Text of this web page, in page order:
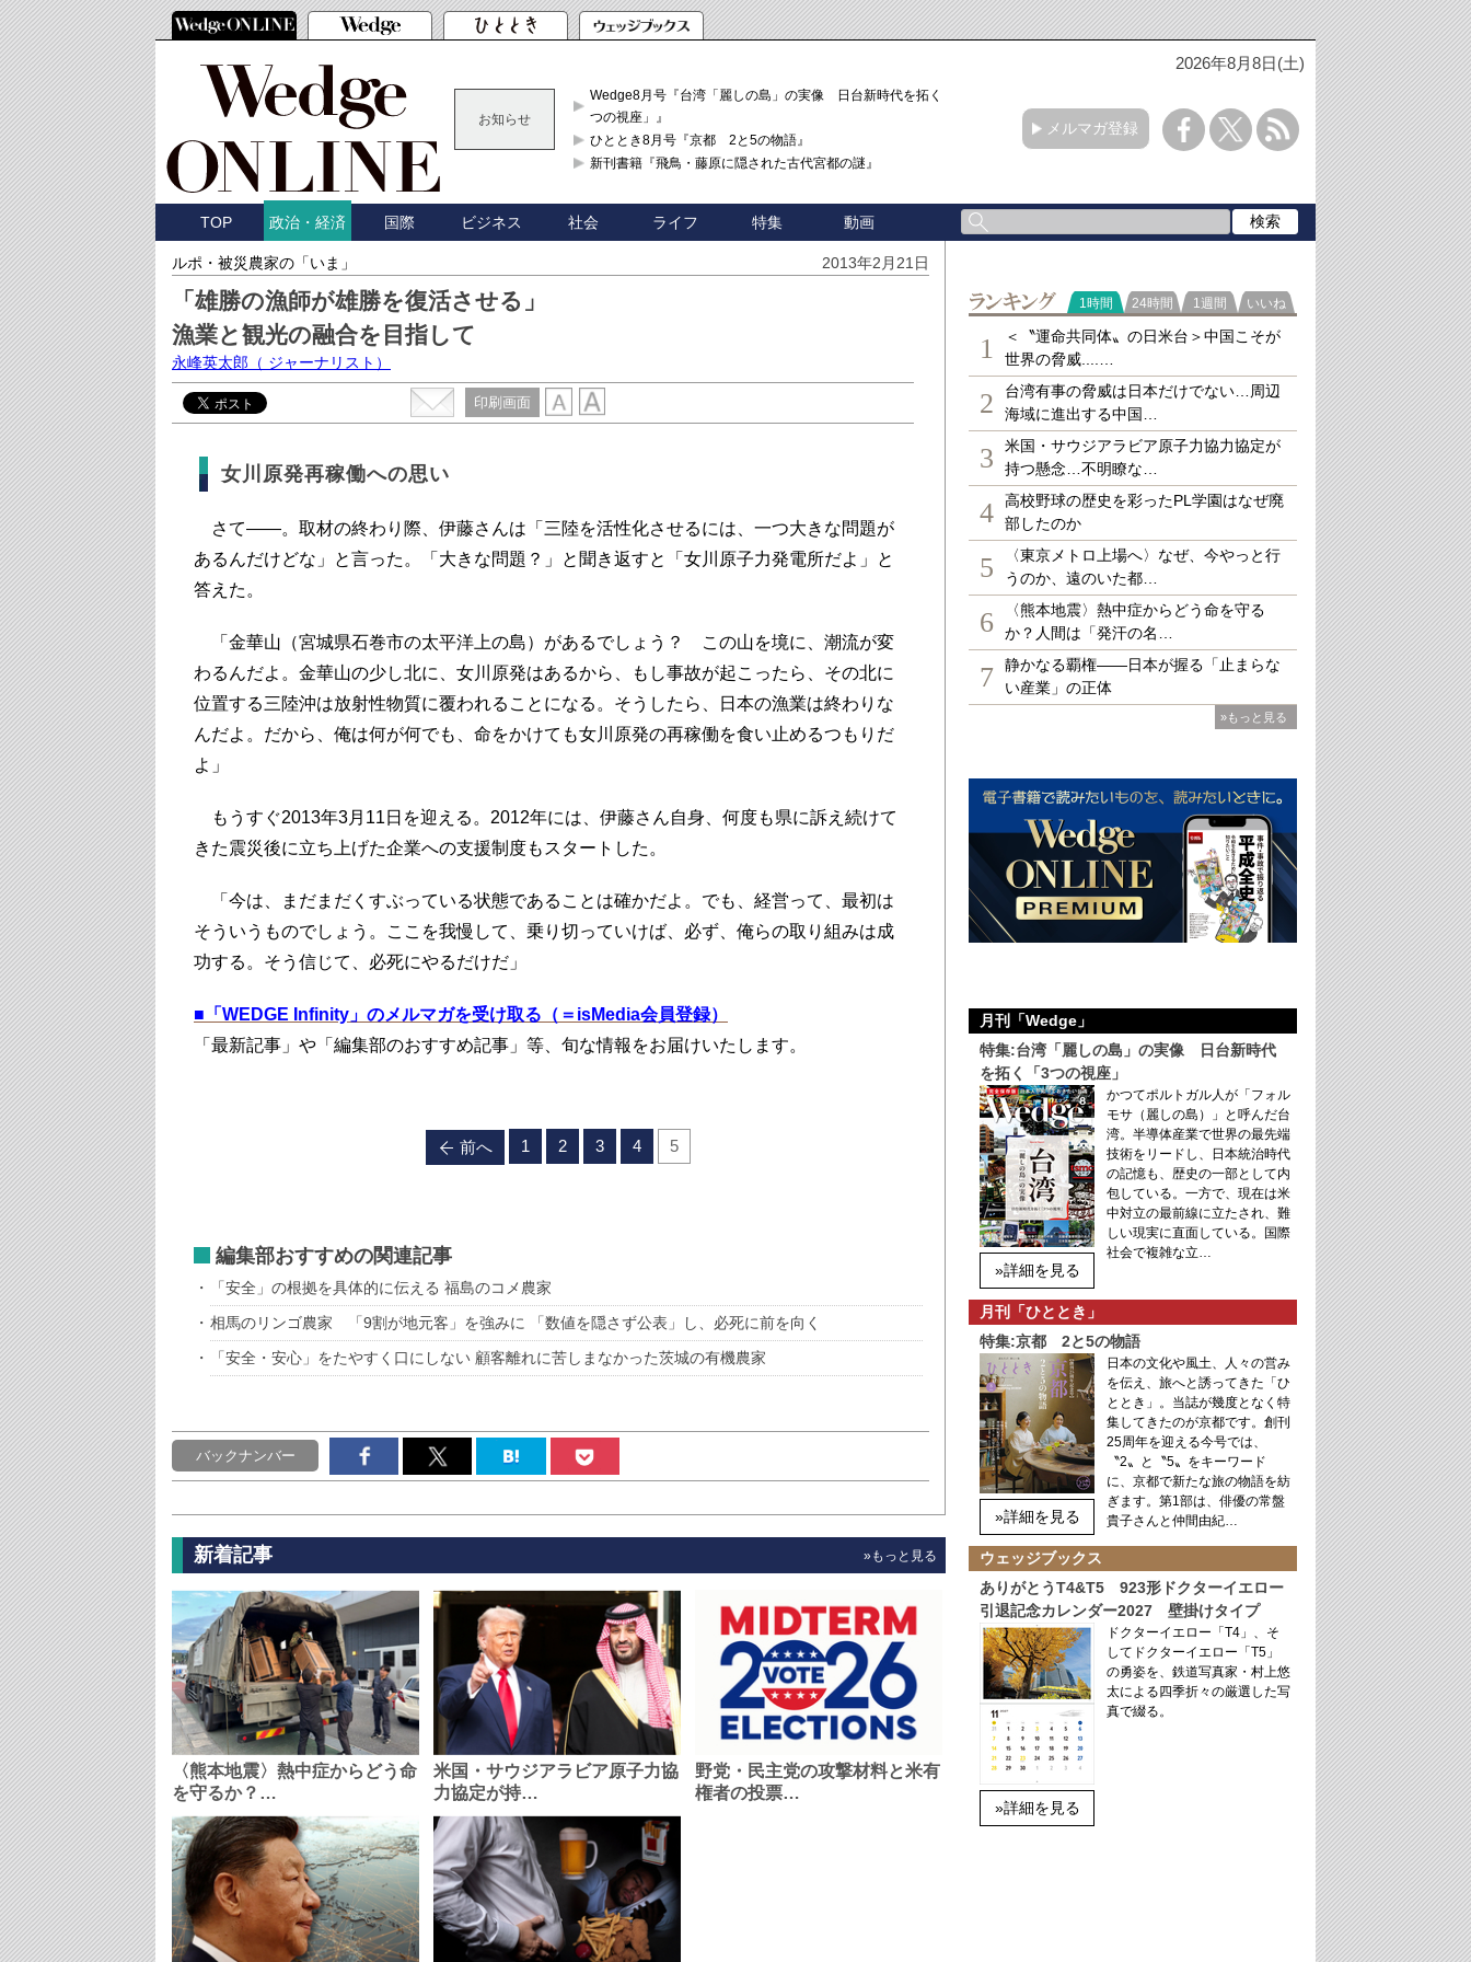
2026年8月8日(土)
お知らせ
Wedge8月号『台湾「麗しの島」の実像 日台新時代を拓く「3
つの視座」』
ひととき8月号『京都 2と5の物語』
新刊書籍『飛鳥・藤原に隠された古代宮都の謎』
メルマガ登録
TOP 政治・経済 国際 ビジネス 社会 ライフ 特集 動画
ルポ・被災農家の「いま」 2013年2月21日
「雄勝の漁師が雄勝を復活させる」
漁業と観光の融合を目指して
永峰英太郎 （ ジャーナリスト）
印刷画面
女川原発再稼働への思い
さて――。取材の終わり際、伊藤さんは「三陸を活性化させるには、一つ大きな問題が
あるんだけどな」と言った。「大きな問題？」と聞き返すと「女川原子力発電所だよ」と
答えた。
「金華山（宮城県石巻市の太平洋上の島）があるでしょう？ この山を境に、潮流が変
わるんだよ。金華山の少し北に、女川原発はあるから、もし事故が起こったら、その北に
位置する三陸沖は放射性物質に覆われることになる。そうしたら、日本の漁業は終わりな
んだよ。だから、俺は何が何でも、命をかけても女川原発の再稼働を食い止めるつもりだ
よ」
もうすぐ2013年3月11日を迎える。2012年には、伊藤さん自身、何度も県に訴え続けて
きた震災後に立ち上げた企業への支援制度もスタートした。
「今は、まだまだくすぶっている状態であることは確かだよ。でも、経営って、最初は
そういうものでしょう。ここを我慢して、乗り切っていけば、必ず、俺らの取り組みは成
功する。そう信じて、必死にやるだけだ」
■ 「WEDGE Infinity」のメルマガを受け取る（＝isMedia会員登録）
「最新記事」や「編集部のおすすめ記事」等、旬な情報をお届けいたします。
前へ 1 2 3 4 5
編集部おすすめの関連記事
「安全」の根拠を具体的に伝える 福島のコメ農家
相馬のリンゴ農家 「9割が地元客」を強みに 「数値を隠さず公表」し、必死に前を向く
「安全・安心」をたやすく口にしない 顧客離れに苦しまなかった茨城の有機農家
バックナンバー
新着記事 »もっと見る
〈熊本地震〉熱中症からどう命
を守るか？…
米国・サウジアラビア原子力協
力協定が持…
野党・民主党の攻撃材料と米有
権者の投票…
ランキング
1時間 24時間 1週間 いいね
1
＜〝運命共同体〟の日米台＞中国こそが
世界の脅威....…
2
台湾有事の脅威は日本だけでない…周辺
海域に進出する中国…
3
米国・サウジアラビア原子力協力協定が
持つ懸念…不明瞭な…
4
高校野球の歴史を彩ったPL学園はなぜ廃
部したのか
5
〈東京メトロ上場へ〉なぜ、今やっと行
うのか、遠のいた都…
6
〈熊本地震〉熱中症からどう命を守る
か？人間は「発汗の名…
7
静かなる覇権――日本が握る「止まらな
い産業」の正体
»もっと見る
月刊「Wedge」
特集:台湾「麗しの島」の実像 日台新時代
を拓く「3つの視座」
»詳細を見る
かつてポルトガル人が「フォル
モサ（麗しの島）」と呼んだ台
湾。半導体産業で世界の最先端
技術をリードし、日本統治時代
の記憶も、歴史の一部として内
包している。一方で、現在は米
中対立の最前線に立たされ、難
しい現実に直面している。国際
社会で複雑な立…
月刊「ひととき」
特集:京都 2と5の物語
»詳細を見る
日本の文化や風土、人々の営み
を伝え、旅へと誘ってきた「ひ
ととき」。当誌が幾度となく特
集してきたのが京都です。創刊
25周年を迎える今号では、
〝2〟と〝5〟をキーワード
に、京都で新たな旅の物語を紡
ぎます。第1部は、俳優の常盤
貴子さんと仲間由紀…
ウェッジブックス
ありがとうT4&T5 923形ドクターイエロー
引退記念カレンダー2027 壁掛けタイプ
»詳細を見る
ドクターイエロー「T4」、そ
してドクターイエロー「T5」
の勇姿を、鉄道写真家・村上悠
太による四季折々の厳選した写
真で綴る。